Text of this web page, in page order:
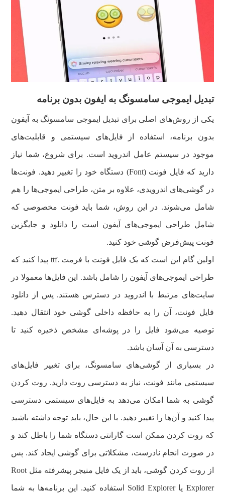
تبدیل ایموجی سامسونگ به ایفون بدون برنامه
یکی از روش‌های اصلی برای تبدیل ایموجی سامسونگ به آیفون
بدون برنامه، استفاده از فایل‌های سیستمی و قابلیت‌های
موجود در سیستم‌ عامل اندروید است. برای شروع، شما نیاز
دارید که فایل فونت (Font) دستگاه خود را تغییر دهید. فونت‌ها
در گوشی‌های اندرویدی، علاوه بر متن، طراحی ایموجی‌ها را هم
شامل می‌شوند. در این روش، شما باید فونت مخصوصی که
شامل طراحی ایموجی‌های آیفون است را دانلود و جایگزین
فونت پیش‌فرض گوشی خود کنید.
اولین گام این است که یک فایل فونت با فرمت .ttf پیدا کنید که
طراحی ایموجی‌های آیفون را شامل باشد. این فایل‌ها معمولا در
سایت‌های مرتبط با اندروید در دسترس هستند. پس از دانلود
فایل فونت، آن را به حافظه داخلی گوشی خود انتقال دهید.
توصیه می‌شود فایل را در پوشه‌ای مشخص ذخیره کنید تا
دسترسی به آن آسان باشد.
در بسیاری از گوشی‌های سامسونگ، برای تغییر فایل‌های
سیستمی مانند فونت، نیاز به دسترسی روت دارید. روت کردن
گوشی به شما امکان می‌دهد به فایل‌های سیستمی دسترسی
پیدا کنید و آن‌ها را تغییر دهید. با این حال، باید توجه داشته باشید
که روت کردن ممکن است گارانتی دستگاه شما را باطل کند و
در صورت انجام نادرست، مشکلاتی برای گوشی ایجاد کند. پس
از روت کردن گوشی، باید از یک فایل منیجر پیشرفته مثل Root
Explorer یا Solid Explorer استفاده کنید. این برنامه‌ها به شما